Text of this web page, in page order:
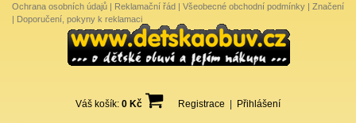
Ochrana osobních údajů | Reklamační řád | Všeobecné obchodní podmínky | Značení
| Doporučení, pokyny k reklamaci
Váš košík: 0 Kč Registrace Přihlášení